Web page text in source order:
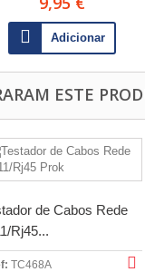
Adicionar
ESTE
de Cabos Rede
Rj45...
TC468A